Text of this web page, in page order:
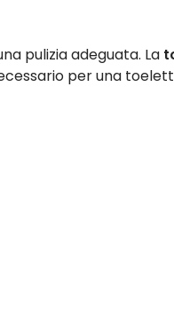
pulizia adeguata. La
per una